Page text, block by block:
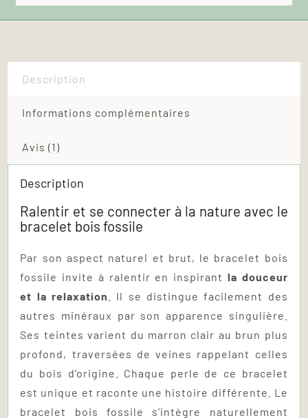
Description
Informations complémentaires
Avis (1)
Description
Ralentir et se connecter à la nature avec le
bracelet bois fossile
Par son aspect naturel et brut, le bracelet bois
fossile invite à ralentir en inspirant la douceur
et la relaxation
. Il se distingue facilement des
autres minéraux par son apparence singulière.
Ses teintes varient du marron clair au brun plus
profond, traversées de veines rappelant celles
du bois d’origine. Chaque perle de ce bracelet
est unique et raconte une histoire différente. Le
bracelet bois fossile s’intègre naturellement